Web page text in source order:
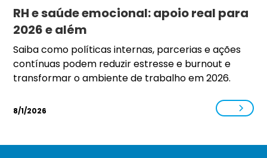
RH e saúde emocional: apoio real para
2026 e além
Saiba como políticas internas, parcerias e ações
contínuas podem reduzir estresse e burnout e
transformar o ambiente de trabalho em 2026.
8/1/2026